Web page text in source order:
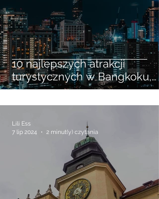
10 najlepszych atrakcji
turystycznych w Bangkoku,
które musisz zobaczyć
2 minut(y) czytania